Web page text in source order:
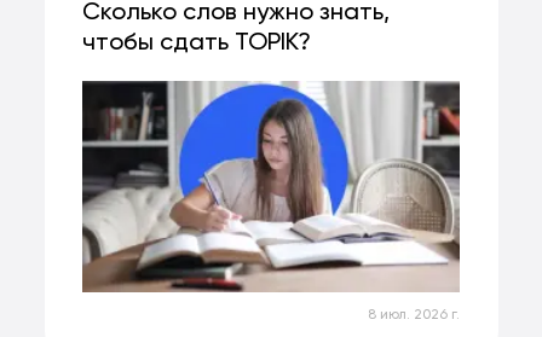
Сколько слов нужно знать,
чтобы сдать TOPIK?
8 июл. 2026 г.